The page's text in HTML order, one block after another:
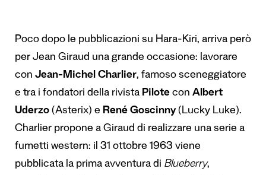
Poco dopo le pubblicazioni su Hara-Kiri, arriva però
per Jean Giraud una grande occasione: lavorare
con Jean-Michel Charlier, famoso sceneggiatore
e tra i fondatori della rivista Pilote con Albert
Uderzo (Asterix) e René Goscinny(Lucky Luke).
Charlier propone a Giraud di realizzare una serie a
fumetti western: il 31 ottobre 1963 viene
pubblicata la prima avventura di Blueberry,